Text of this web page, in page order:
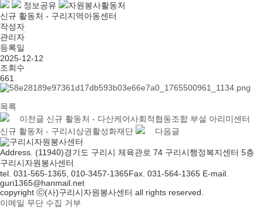
정보공유
자원봉사활동처
신규 활동처 - 구리지역아동센터
작성자
관리자
등록일
2025-12-12
조회수
661
목록
이전글 신규 활동처 - 다산케어사회적협동조합 부설 아리미센터
신규 활동처 - 구리시상권활성화재단
다음글
Address. (11940)경기도 구리시 체육관로 74 구리시행정복지센터 5층
구리시자원봉사센터
tel. 031-565-1365, 010-3457-1365Fax. 031-564-1365 E-mail.
guri1365@hanmail.net
copyright ⓒ(사)구리시자원봉사센터 all rights reserved.
이메일 무단 수집 거부